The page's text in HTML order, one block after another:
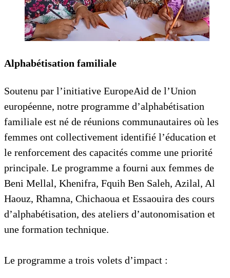
Alphabétisation familiale
Soutenu par l’initiative EuropeAid de l’Union
européenne, notre programme d’alphabétisation
familiale est né de réunions communautaires où les
femmes ont collectivement identifié l’éducation et
le renforcement des capacités comme une priorité
principale. Le programme a fourni aux femmes de
Beni Mellal, Khenifra, Fquih Ben Saleh, Azilal, Al
Haouz, Rhamna, Chichaoua et Essaouira des cours
d’alphabétisation, des ateliers d’autonomisation et
une formation technique.
Le programme a trois volets d’impact :